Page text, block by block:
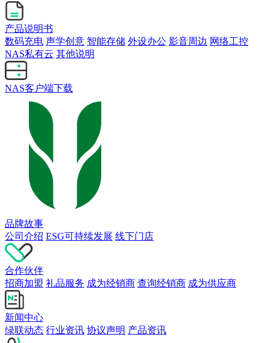
产品说明书
数码充电 声学创意 智能存储 外设办公 影音周边 网络工控
NAS私有云 其他说明
NAS客户端下载
品牌故事
公司介绍 ESG可持续发展 线下门店
合作伙伴
招商加盟 礼品服务 成为经销商 查询经销商 成为供应商
新闻中心
绿联动态 行业资讯 协议声明 产品资讯